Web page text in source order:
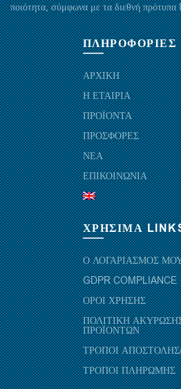
ποιότητα, σύμφωνα με τα διεθνή πρότυπα
ΠΛΗΡΟΦΟΡΙΕΣ
ΑΡΧΙΚΗ
Η ΕΤΑΙΡΙΑ
ΠΡΟΪΟΝΤΑ
ΠΡΟΣΦΟΡΕΣ
ΝΕΑ
ΕΠΙΚΟΙΝΩΝΙΑ
ΧΡΗΣΙΜΑ
Ο ΛΟΓΑΡΙΑΣΜΟΣ
GDPR COMPLIANCE
ΟΡΟΙ ΧΡΗΣΗΣ
ΠΟΛΙΤΙΚΗ
ΠΡΟΪΟΝΤΩΝ
ΤΡΟΠΟΙ
ΤΡΟΠΟΙ ΠΛΗΡΩΜΗΣ